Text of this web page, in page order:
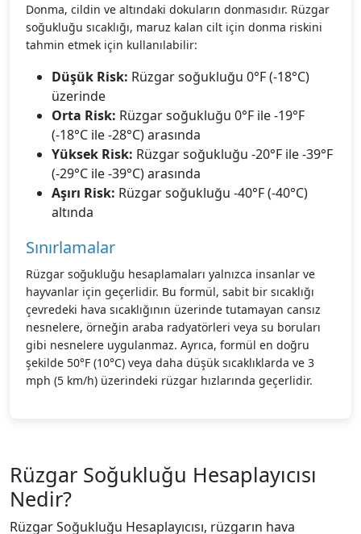
Donma, cildin ve altındaki dokuların donmasıdır. Rüzgar
soğukluğu sıcaklığı, maruz kalan cilt için donma riskini
tahmin etmek için kullanılabilir:
Düşük Risk: Rüzgar soğukluğu 0°F (-18°C)
üzerinde
Orta Risk: Rüzgar soğukluğu 0°F ile -19°F
(-18°C ile -28°C) arasında
Yüksek Risk: Rüzgar soğukluğu -20°F ile -39°F
(-29°C ile -39°C) arasında
Aşırı Risk: Rüzgar soğukluğu -40°F (-40°C)
altında
Sınırlamalar
Rüzgar soğukluğu hesaplamaları yalnızca insanlar ve
hayvanlar için geçerlidir. Bu formül, sabit bir sıcaklığı
çevredeki hava sıcaklığının üzerinde tutamayan cansız
nesnelere, örneğin araba radyatörleri veya su boruları
gibi nesnelere uygulanmaz. Ayrıca, formül en doğru
şekilde 50°F (10°C) veya daha düşük sıcaklıklarda ve 3
mph (5 km/h) üzerindeki rüzgar hızlarında geçerlidir.
Rüzgar Soğukluğu Hesaplayıcısı
Nedir?
Rüzgar Soğukluğu Hesaplayıcısı, rüzgarın hava